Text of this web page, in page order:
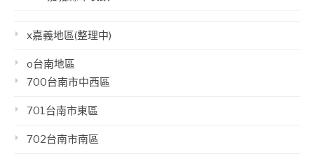
x嘉義地區(整理中)
o台南地區
700台南市中西區
701台南市東區
702台南市南區